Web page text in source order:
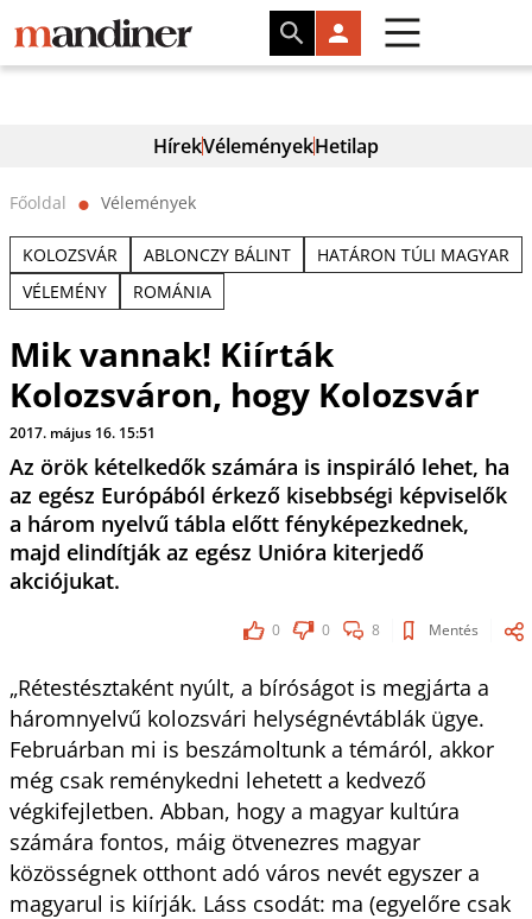
HírekVéleményekHetilap
Főoldal ⬤ Vélemények
KOLOZSVÁR ABLONCZY BÁLINT
HATÁRON TÚLI MAGYAR
VÉLEMÉNY
ROMÁNIA
Mik vannak! Kiírták
Kolozsváron, hogy Kolozsvár
2017. május 16. 15:51
Az örök kételkedők számára is inspiráló lehet, ha
az egész Európából érkező kisebbségi képviselők
a három nyelvű tábla előtt fényképezkednek,
majd elindítják az egész Unióra kiterjedő
akciójukat.
0 0 8 Mentés
„Rétestésztaként nyúlt, a bíróságot is megjárta a
háromnyelvű kolozsvári helységnévtáblák ügye.
Februárban mi is beszámoltunk a témáról, akkor
még csak reménykedni lehetett a kedvező
végkifejletben. Abban, hogy a magyar kultúra
számára fontos, máig ötvenezres magyar
közösségnek otthont adó város nevét egyszer a
magyarul is kiírják. Láss csodát: ma (egyelőre csak